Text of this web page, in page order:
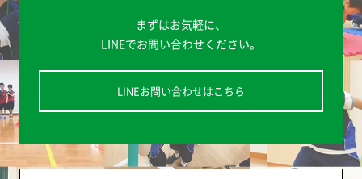
まずはお気軽に、
LINEでお問い合わせください。
LINEお問い合わせはこちら